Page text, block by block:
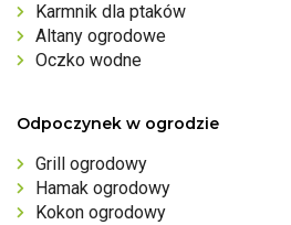
Karmnik dla ptaków
Altany ogrodowe
Oczko wodne
Odpoczynek w ogrodzie
Grill ogrodowy
Hamak ogrodowy
Kokon ogrodowy